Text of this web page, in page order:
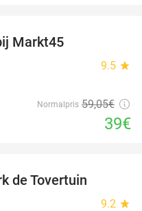
Markt45
9.5 star
Normalpris 59,05€
39€
de Tovertuin
9.2 star